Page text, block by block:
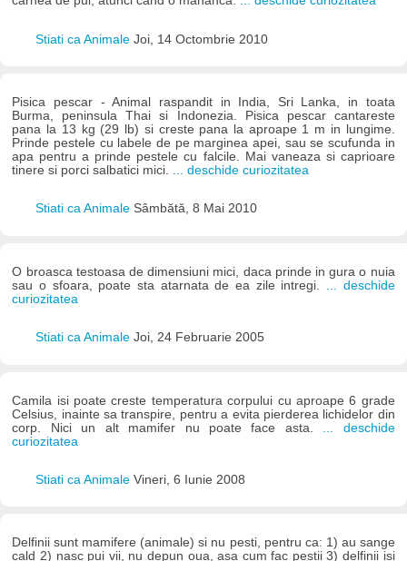
Stiati ca Animale Joi, 14 Octombrie 2010
Pisica pescar - Animal raspandit in India, Sri Lanka, in toata
Burma, peninsula Thai si Indonezia. Pisica pescar cantareste
pana la 13 kg (29 lb) si creste pana la aproape 1 m in lungime.
Prinde pestele cu labele de pe marginea apei, sau se scufunda in
apa pentru a prinde pestele cu falcile. Mai vaneaza si caprioare
tinere si porci salbatici mici. ... deschide curiozitatea
Stiati ca Animale Sâmbătă, 8 Mai 2010
O broasca testoasa de dimensiuni mici, daca prinde in gura o nuia
sau o sfoara, poate sta atarnata de ea zile intregi.
... deschide
curiozitatea
Stiati ca Animale Joi, 24 Februarie 2005
Camila isi poate creste temperatura corpului cu aproape 6 grade
Celsius, inainte sa transpire, pentru a evita pierderea lichidelor din
corp. Nici un alt mamifer nu poate face asta.
... deschide
curiozitatea
Stiati ca Animale Vineri, 6 Iunie 2008
Delfinii sunt mamifere (animale) si nu pesti, pentru ca: 1) au sange
cald 2) nasc pui vii, nu depun oua, asa cum fac pestii 3) delfinii isi